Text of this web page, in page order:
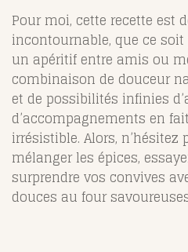
Pour moi, cette recette est
incontournable, que ce
un apéritif entre amis ou
combinaison de douceur
et de possibilités infinies
d’accompagnements en
irrésistible. Alors, n’hésitez
mélanger les épices,
surprendre vos convives
douces au four